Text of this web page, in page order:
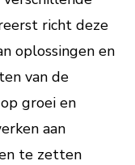
richt deze
oplossingen en
van de
groei en
aan
te zetten